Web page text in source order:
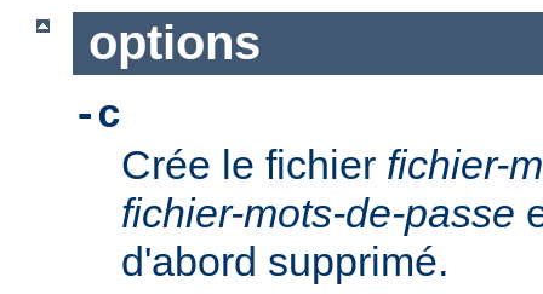
options
-c
Crée le fichier fichier-
fichier-mots-de-passe
d'abord supprimé.